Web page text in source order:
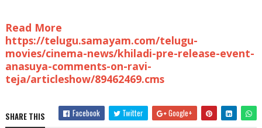
Read More
https://telugu.samayam.com/telugu-
movies/cinema-news/khiladi-pre-release-event-
anasuya-comments-on-ravi-
teja/articleshow/89462469.cms
SHARE THIS Facebook Twitter Google+